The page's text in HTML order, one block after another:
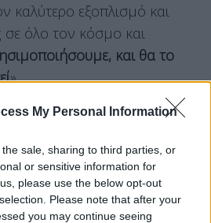
My Personal Information
sale, sharing to third parties, or
or sensitive information for
please use the below opt-out
Please note that after your
you may continue seeing
καλύτερο εξοπλισμό και
σε όλο τον κόσμο και
και θα το
».
6 ιρανικά πλοία
«ανατίναξε» έξι μικρά
του Ορμούζτη Δευτέρα,
«πολλαπλούς